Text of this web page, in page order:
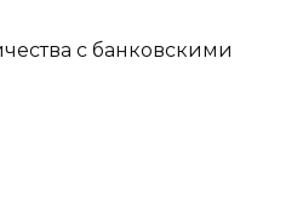
с банковскими